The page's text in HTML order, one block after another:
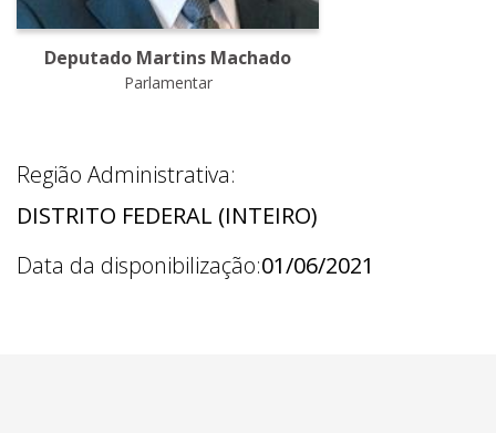
Deputado Martins Machado
Parlamentar
Região Administrativa:
DISTRITO FEDERAL (INTEIRO)
Data da disponibilização:01/06/2021